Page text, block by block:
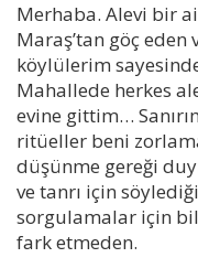
Merhaba. Alevi bir
Maraş’tan göç
köylülerim
Mahallede herkes
evine gittim…
ritüeller beni
düşünme gereği
ve tanrı için
sorgulamalar için
fark etmeden.